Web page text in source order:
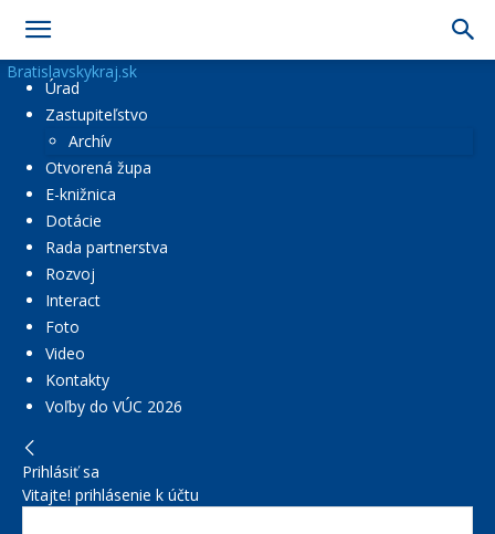
Bratislavskykraj.sk
Úrad
Zastupiteľstvo
Archív
Otvorená župa
E-knižnica
Dotácie
Rada partnerstva
Rozvoj
Interact
Foto
Video
Kontakty
Voľby do VÚC 2026
Prihlásiť sa
Vitajte! prihlásenie k účtu